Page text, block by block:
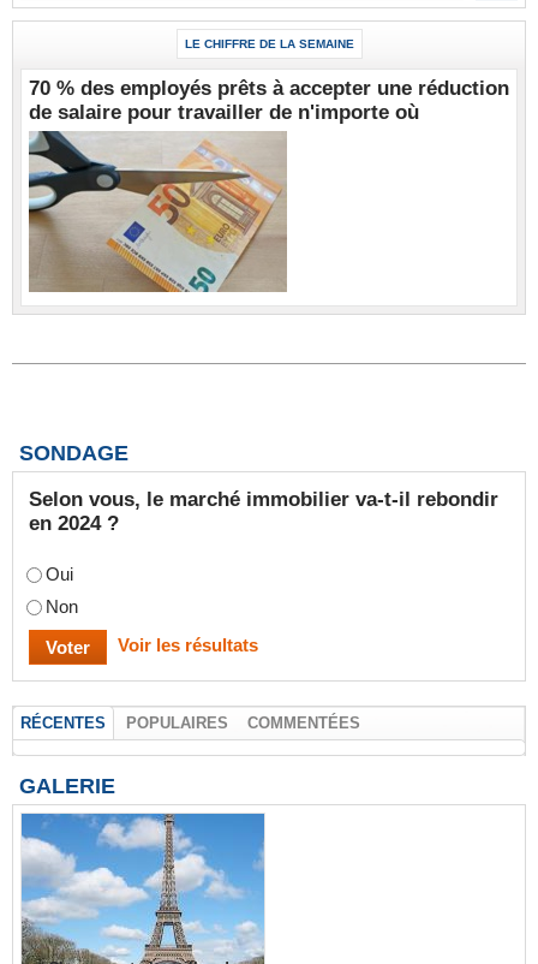
LE CHIFFRE DE LA SEMAINE
70 % des employés prêts à accepter une réduction
de salaire pour travailler de n'importe où
SONDAGE
Selon vous, le marché immobilier va-t-il rebondir
en 2024 ?
Oui
Non
Voir les résultats
RÉCENTES POPULAIRES COMMENTÉES
GALERIE